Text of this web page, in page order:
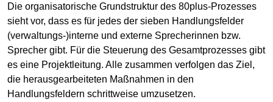
Die organisatorische Grundstruktur des 80plus-Prozesses
sieht vor, dass es für jedes der sieben Handlungsfelder
(verwaltungs-)interne und externe Sprecherinnen bzw.
Sprecher gibt. Für die Steuerung des Gesamtprozesses gibt
es eine Projektleitung. Alle zusammen verfolgen das Ziel,
die herausgearbeiteten Maßnahmen in den
Handlungsfeldern schrittweise umzusetzen.